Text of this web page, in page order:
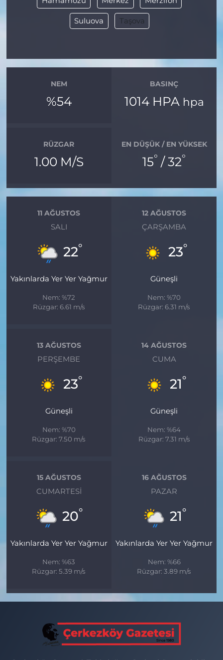
Suluova Taşova
NEM
%54
BASINÇ
1014 HPA hpa
RÜZGAR
1.00 M/S
EN DÜŞÜK / EN YÜKSEK
15° / 32°
11 AĞUSTOS
SALI
22°
Yakınlarda Yer Yer Yağmur
Nem: %72
Rüzgar: 6.61 m/s
12 AĞUSTOS
ÇARŞAMBA
23°
Güneşli
Nem: %70
Rüzgar: 6.31 m/s
13 AĞUSTOS
PERŞEMBE
23°
Güneşli
Nem: %70
Rüzgar: 7.50 m/s
14 AĞUSTOS
CUMA
21°
Güneşli
Nem: %64
Rüzgar: 7.31 m/s
15 AĞUSTOS
CUMARTESI
20°
Yakınlarda Yer Yer Yağmur
Nem: %63
Rüzgar: 5.39 m/s
16 AĞUSTOS
PAZAR
21°
Yakınlarda Yer Yer Yağmur
Nem: %66
Rüzgar: 3.89 m/s